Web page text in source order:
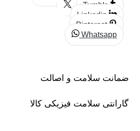
Tumblr
Linkedin
Pinterest
Whatsapp
ضمانت سلامت و اصالت
گارانتی سلامت فیزیکی کالا